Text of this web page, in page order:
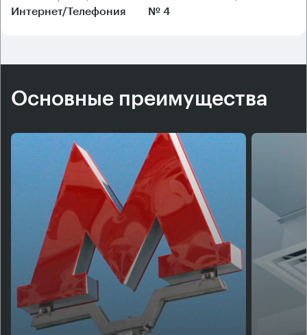
Интернет/Телефония № 4
Основные преимущества